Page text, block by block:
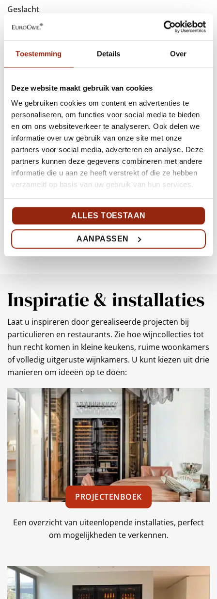
Toestemming Details Over
Deze website maakt gebruik van cookies
We gebruiken cookies om content en advertenties te
personaliseren, om functies voor social media te bieden
en om ons websiteverkeer te analyseren. Ook delen we
informatie over uw gebruik van onze site met onze
partners voor social media, adverteren en analyse. Deze
partners kunnen deze gegevens combineren met andere
informatie die u aan ze heeft verstrekt of die ze hebben
verzameld op basis van uw gebruik van hun services.
ALLES TOESTAAN
AANPASSEN
Geslacht
Man
Achternaam*(Vereist)
Telefoonnummer*(Vereist)
E-mailadres*(Vereist)
Inspiratie & installaties
Laat u inspireren door gerealiseerde projecten bij
particulieren en restaurants. Zie hoe wijncollecties tot
hun recht komen in kleine keukens, ruime woonkamers
of volledig uitgeruste wijnkamers. U kunt kiezen uit drie
manieren om ideeën op te doen:
PROJECTENBOEK
Een overzicht van uiteenlopende installaties, perfect
om mogelijkheden te verkennen.